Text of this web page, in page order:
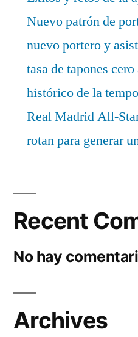
Nuevo patrón de
nuevo portero y
tasa de tapones
histórico de la
Real Madrid All-
rotan para generar
Recent
No hay
Archives